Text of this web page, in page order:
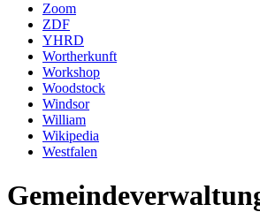
Zoom
ZDF
YHRD
Wortherkunft
Workshop
Woodstock
Windsor
William
Wikipedia
Westfalen